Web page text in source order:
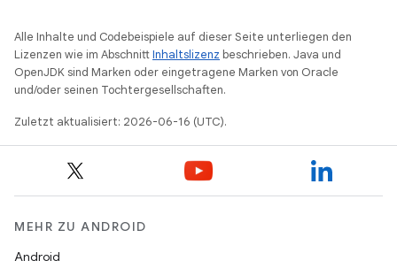
Alle Inhalte und Codebeispiele auf dieser Seite unterliegen den
Lizenzen wie im AbschnittInhaltslizenz beschrieben. Java und
OpenJDK sind Marken oder eingetragene Marken von Oracle
und/oder seinen Tochtergesellschaften.
Zuletzt aktualisiert: 2026-06-16 (UTC).
MEHR ZU ANDROID
Android